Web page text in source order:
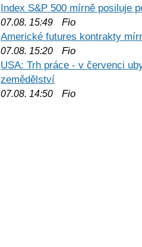
Index S&P 500 mírně posiluje
07.08. 15:49 Fio
Americké futures kontrakty
07.08. 15:20 Fio
USA: Trh práce - v červenci
zemědělství
07.08. 14:50 Fio